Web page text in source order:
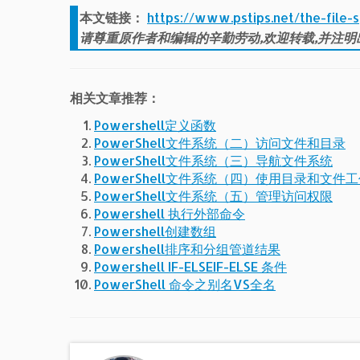
本文链接： https://www.pstips.net/the-file-
请尊重原作者和编辑的辛勤劳动,欢迎转载,并注明
相关文章推荐：
Powershell定义函数
PowerShell文件系统（二）访问文件和目录
PowerShell文件系统（三）导航文件系统
PowerShell文件系统（四）使用目录和文件
PowerShell文件系统（五）管理访问权限
Powershell 执行外部命令
Powershell创建数组
Powershell排序和分组管道结果
Powershell IF-ELSEIF-ELSE 条件
PowerShell 命令之别名VS全名